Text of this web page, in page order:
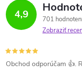
4,9
701
Zobraziť
Obchod odporúčam 👍.